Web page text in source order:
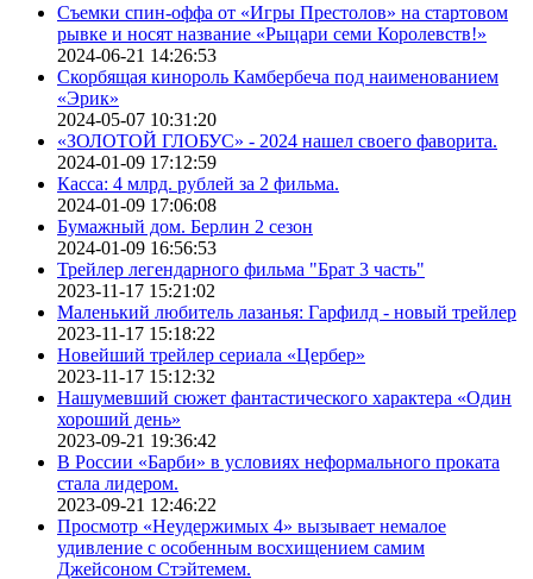
Съемки спин-оффа от «Игры Престолов» на стартовом
рывке и носят название «Рыцари семи Королевств!»
2024-06-21 14:26:53
Скорбящая кинороль Камбербеча под наименованием
«Эрик»
2024-05-07 10:31:20
«ЗОЛОТОЙ ГЛОБУС» - 2024 нашел своего фаворита.
2024-01-09 17:12:59
Касса: 4 млрд. рублей за 2 фильма.
2024-01-09 17:06:08
Бумажный дом. Берлин 2 сезон
2024-01-09 16:56:53
Трейлер легендарного фильма "Брат 3 часть"
2023-11-17 15:21:02
Маленький любитель лазанья: Гарфилд - новый трейлер
2023-11-17 15:18:22
Новейший трейлер сериала «Цербер»
2023-11-17 15:12:32
Нашумевший сюжет фантастического характера «Один
хороший день»
2023-09-21 19:36:42
В России «Барби» в условиях неформального проката
стала лидером.
2023-09-21 12:46:22
Просмотр «Неудержимых 4» вызывает немалое
удивление с особенным восхищением самим
Джейсоном Стэйтемем.